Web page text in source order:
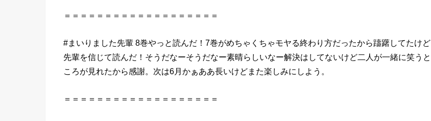
＝＝＝＝＝＝＝＝＝＝＝＝＝＝＝＝＝＝＝
#まいりました先輩 8巻やっと読んだ ！7巻がめちゃくちゃモヤる終わり方だったから躊躇してたけど
先輩を信じて読んだ ！そうだなーそうだなー素晴らしいなー解決はしてないけど二人が一緒に笑うと
ころが見れたから感謝。次は6月かぁああ長いけどまた楽しみにしよう。
＝＝＝＝＝＝＝＝＝＝＝＝＝＝＝＝＝＝＝